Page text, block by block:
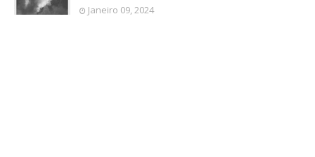
Janeiro 09, 2024